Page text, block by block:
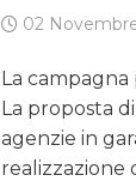
02
La
La proposta
agenzie in
realizzazione